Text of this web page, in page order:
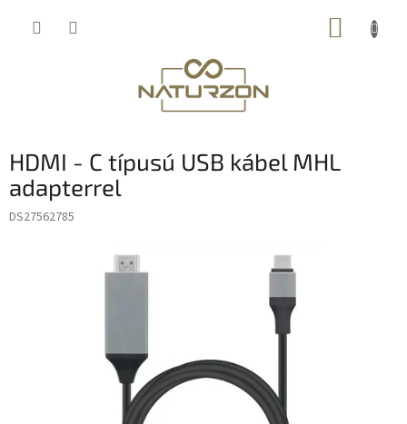
KOSÁR
HDMI - C típusú USB kábel MHL
adapterrel
DS27562785